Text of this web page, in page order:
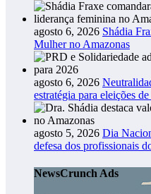
agosto 6, 2026 Shádia
Mulher no Amazonas
agosto 6, 2026
estratégia para eleições
agosto 5, 2026 Dia
defesa dos profissionais
NewsCrunch Ads